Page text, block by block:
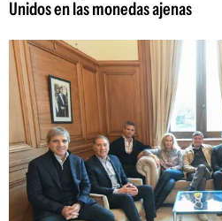
Unidos en las monedas ajenas